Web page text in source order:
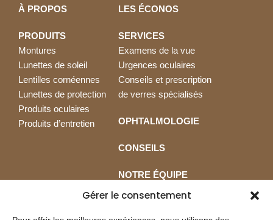
Gérer le consentement
À PROPOS
PRODUITS
Montures
Lunettes de soleil
Lentilles cornéennes
Lunettes de protection
Produits oculaires
Produits d’entretien
LES ÉCONOS
SERVICES
Examens de la vue
Urgences oculaires
Conseils et prescription
de verres spécialisés
OPHTALMOLOGIE
CONSEILS
NOTRE ÉQUIPE
NOUS JOINDRE